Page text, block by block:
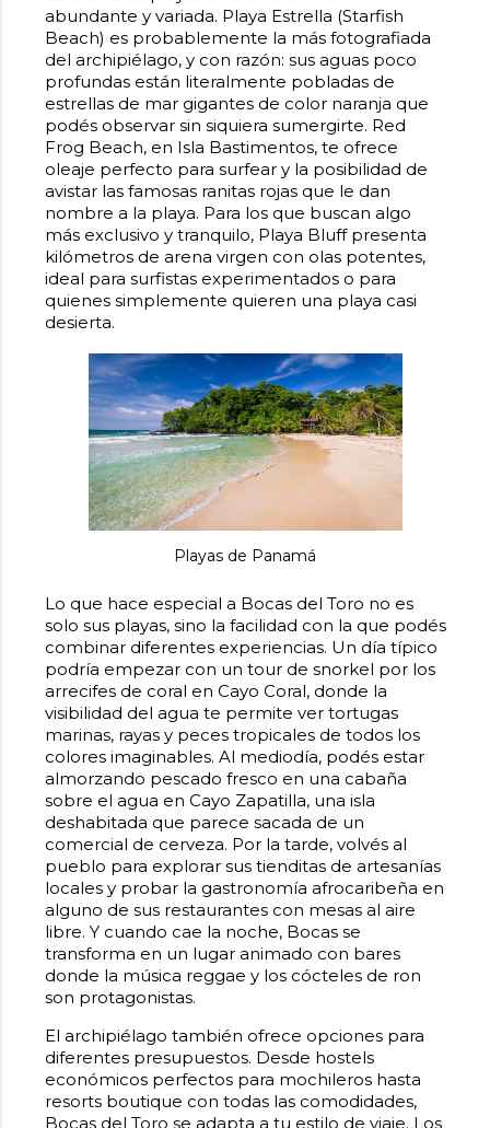
abundante y variada. Playa Estrella (Starfish
Beach) es probablemente la más fotografiada
del archipiélago, y con razón: sus aguas poco
profundas están literalmente pobladas de
estrellas de mar gigantes de color naranja que
podés observar sin siquiera sumergirte. Red
Frog Beach, en Isla Bastimentos, te ofrece
oleaje perfecto para surfear y la posibilidad de
avistar las famosas ranitas rojas que le dan
nombre a la playa. Para los que buscan algo
más exclusivo y tranquilo, Playa Bluff presenta
kilómetros de arena virgen con olas potentes,
ideal para surfistas experimentados o para
quienes simplemente quieren una playa casi
desierta.
Playas de Panamá
Lo que hace especial a Bocas del Toro no es
solo sus playas, sino la facilidad con la que podés
combinar diferentes experiencias. Un día típico
podría empezar con un tour de snorkel por los
arrecifes de coral en Cayo Coral, donde la
visibilidad del agua te permite ver tortugas
marinas, rayas y peces tropicales de todos los
colores imaginables. Al mediodía, podés estar
almorzando pescado fresco en una cabaña
sobre el agua en Cayo Zapatilla, una isla
deshabitada que parece sacada de un
comercial de cerveza. Por la tarde, volvés al
pueblo para explorar sus tienditas de artesanías
locales y probar la gastronomía afrocaribeña en
alguno de sus restaurantes con mesas al aire
libre. Y cuando cae la noche, Bocas se
transforma en un lugar animado con bares
donde la música reggae y los cócteles de ron
son protagonistas.
El archipiélago también ofrece opciones para
diferentes presupuestos. Desde hostels
económicos perfectos para mochileros hasta
resorts boutique con todas las comodidades,
Bocas del Toro se adapta a tu estilo de viaje. Los